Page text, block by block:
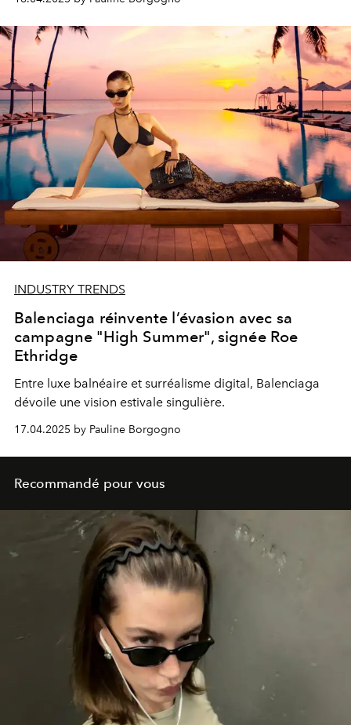
INDUSTRY TRENDS
Balenciaga réinvente l’évasion avec sa
campagne "High Summer", signée Roe
Ethridge
Entre luxe balnéaire et surréalisme digital, Balenciaga
dévoile une vision estivale singulière.
17.04.2025 by Pauline Borgogno
Recommandé pour vous